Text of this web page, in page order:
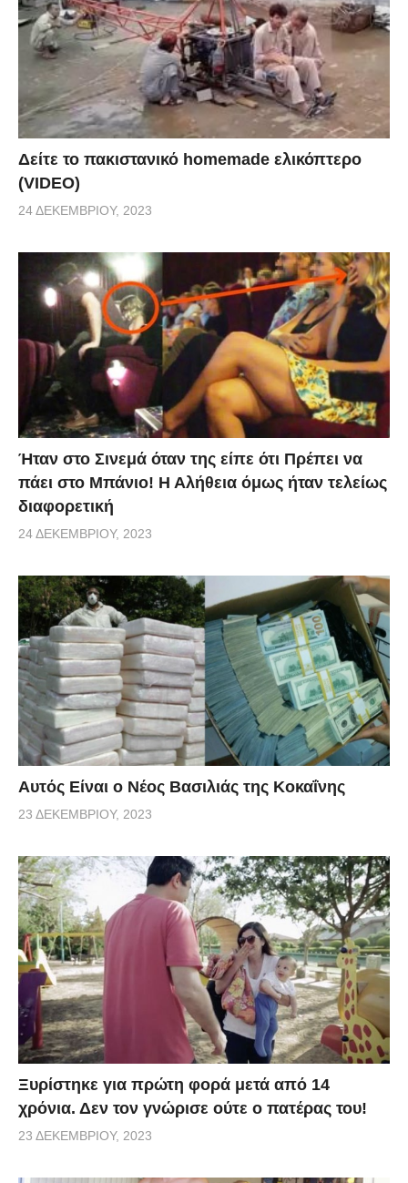
Δείτε το πακιστανικό homemade ελικόπτερο
(VIDEO)
24 ΔΕΚΕΜΒΡΊΟΥ, 2023
Ήταν στο Σινεμά όταν της είπε ότι Πρέπει να
πάει στο Μπάνιο! Η Αλήθεια όμως ήταν τελείως
διαφορετική
24 ΔΕΚΕΜΒΡΊΟΥ, 2023
Αυτός Είναι ο Νέος Βασιλιάς της Κοκαΐνης
23 ΔΕΚΕΜΒΡΊΟΥ, 2023
Ξυρίστηκε για πρώτη φορά μετά από 14
χρόνια. Δεν τον γνώρισε ούτε ο πατέρας του!
23 ΔΕΚΕΜΒΡΊΟΥ, 2023